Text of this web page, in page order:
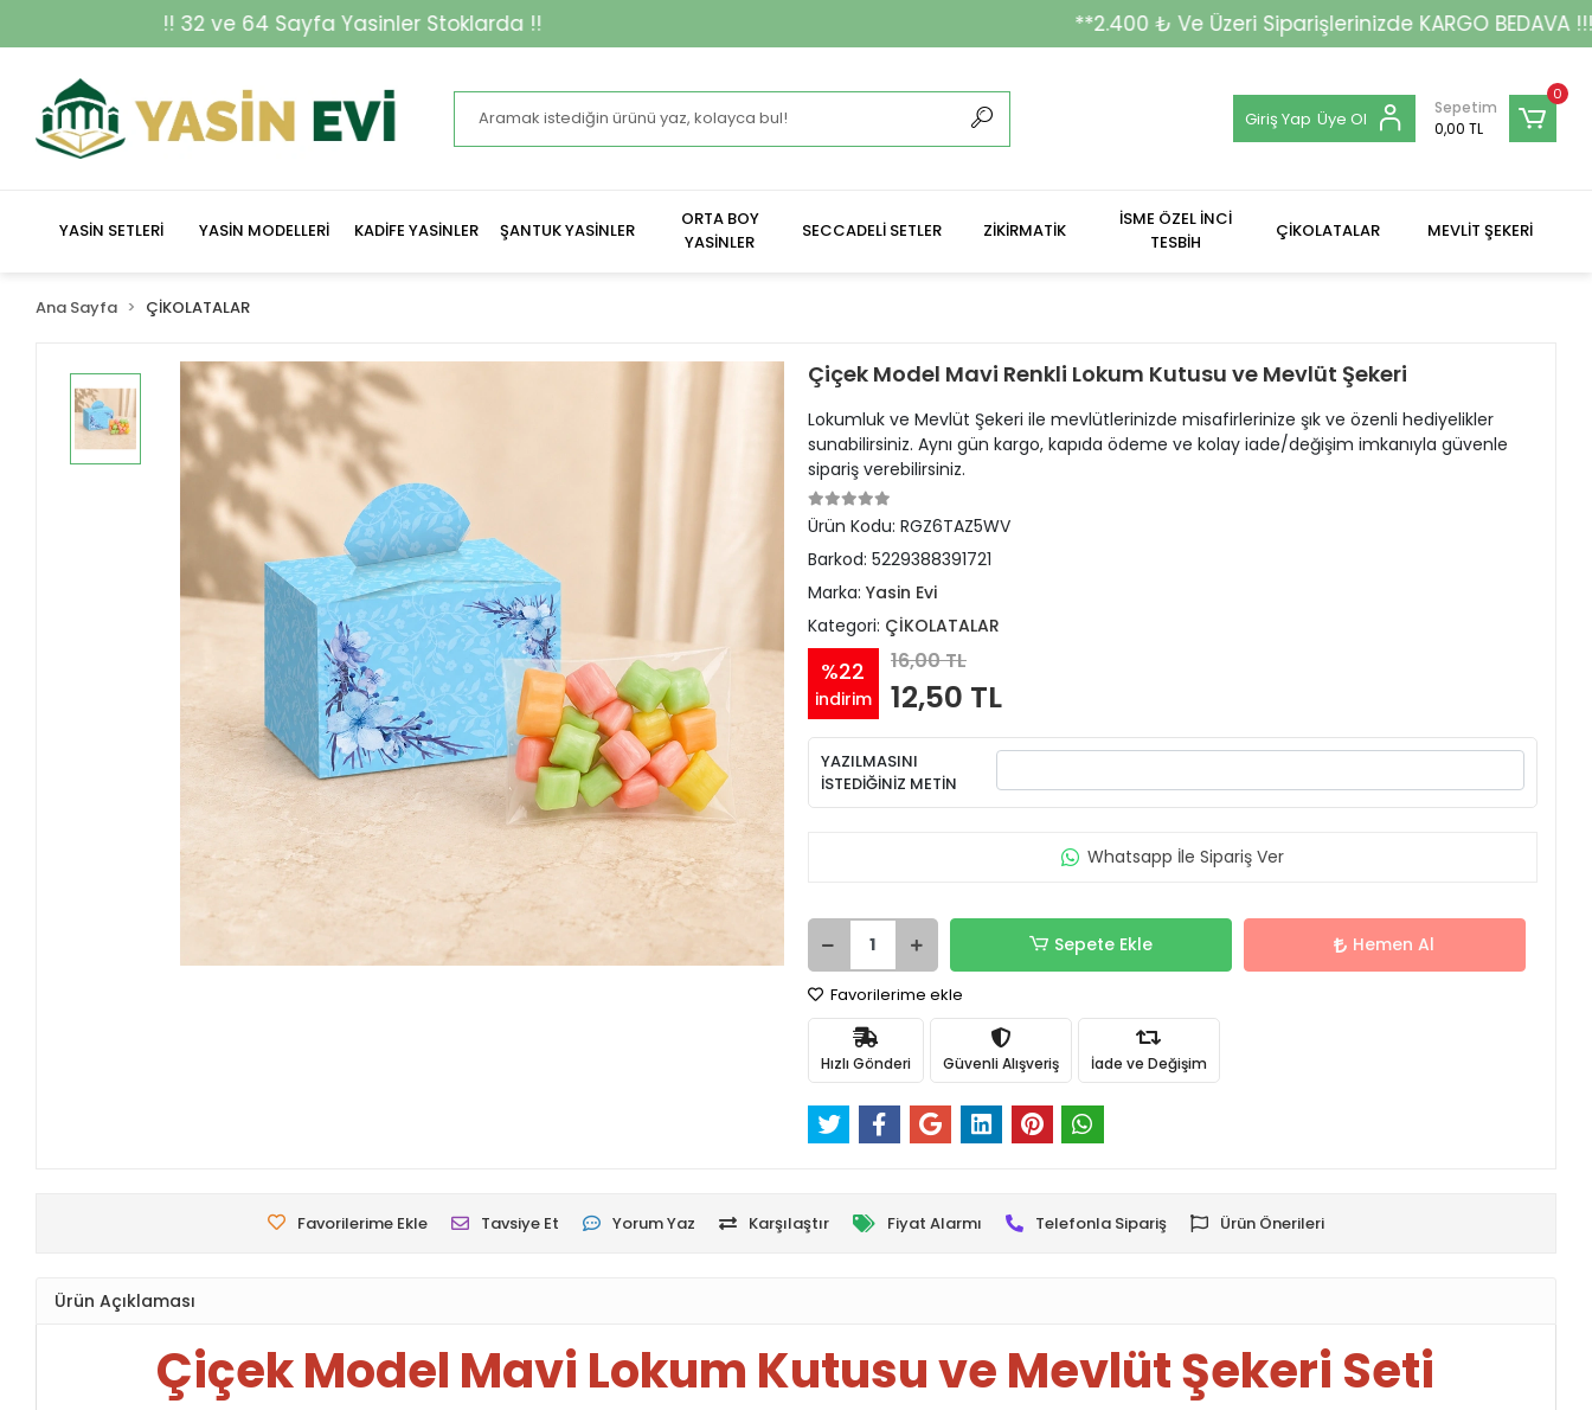
ve 64 Sayfa Yasinler Stoklarda !! **2.400 ₺ Ve Üzeri Siparişlerinizde KARGO BEDAVA !!!**
Giriş Yap Üye Ol
0
Sepetim
0,00 TL
YASİN SETLERİ YASİN MODELLERİ KADİFE YASİNLER ŞANTUK YASİNLER
ORTA BOY
YASİNLER
SECCADELİ SETLER ZİKİRMATİK
İSME ÖZEL İNCİ
TESBİH
ÇİKOLATALAR MEVLİT ŞEKERİ
Ana Sayfa ÇİKOLATALAR
Çiçek Model Mavi Renkli Lokum Kutusu ve Mevlüt Şekeri
Lokumluk ve Mevlüt Şekeri ile mevlütlerinizde misafirlerinize şık ve özenli hediyelikler
sunabilirsiniz. Aynı gün kargo, kapıda ödeme ve kolay iade/değişim imkanıyla güvenle
sipariş verebilirsiniz.
Ürün Kodu: RGZ6TAZ5WV
Barkod: 5229388391721
Marka: Yasin Evi
Kategori: ÇİKOLATALAR
%22
indirim
16,00 TL
12,50 TL
YAZILMASINI
İSTEDİĞİNİZ METİN
Whatsapp İle Sipariş Ver
Sepete Ekle Hemen Al
Favorilerime ekle
Hızlı Gönderi Güvenli Alışveriş İade ve Değişim
Favorilerime Ekle Tavsiye Et Yorum Yaz Karşılaştır Fiyat Alarmı Telefonla Sipariş Ürün Önerileri
Ürün Açıklaması
Çiçek Model Mavi Lokum Kutusu ve Mevlüt Şekeri Seti